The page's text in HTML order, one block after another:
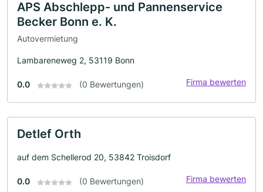
APS Abschlepp- und Pannenservice
Becker Bonn e. K.
Autovermietung
Lambareneweg 2, 53119 Bonn
0.0 (0 Bewertungen) Firma bewerten
Detlef Orth
auf dem Schellerod 20, 53842 Troisdorf
0.0 (0 Bewertungen) Firma bewerten